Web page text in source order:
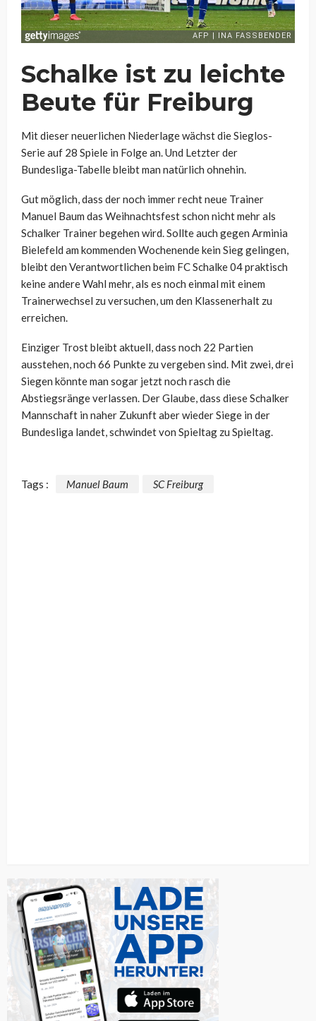
Schalke ist zu leichte
Beute für Freiburg
Mit dieser neuerlichen Niederlage wächst die Sieglos-
Serie auf 28 Spiele in Folge an. Und Letzter der
Bundesliga-Tabelle bleibt man natürlich ohnehin.
Gut möglich, dass der noch immer recht neue Trainer
Manuel Baum das Weihnachtsfest schon nicht mehr als
Schalker Trainer begehen wird. Sollte auch gegen Arminia
Bielefeld am kommenden Wochenende kein Sieg gelingen,
bleibt den Verantwortlichen beim FC Schalke 04 praktisch
keine andere Wahl mehr, als es noch einmal mit einem
Trainerwechsel zu versuchen, um den Klassenerhalt zu
erreichen.
Einziger Trost bleibt aktuell, dass noch 22 Partien
ausstehen, noch 66 Punkte zu vergeben sind. Mit zwei, drei
Siegen könnte man sogar jetzt noch rasch die
Abstiegsränge verlassen. Der Glaube, dass diese Schalker
Mannschaft in naher Zukunft aber wieder Siege in der
Bundesliga landet, schwindet von Spieltag zu Spieltag.
Tags : Manuel Baum SC Freiburg